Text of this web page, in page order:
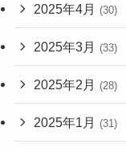
2025年4月 (30)
2025年3月 (33)
2025年2月 (28)
2025年1月 (31)